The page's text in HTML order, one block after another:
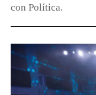
con Política.